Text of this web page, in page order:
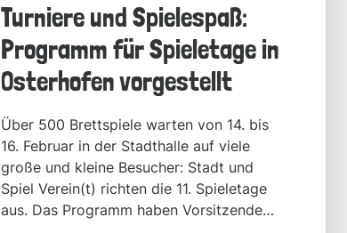
Turniere und Spielespaß:
Programm für Spieletage in
Osterhofen vorgestellt
Über 500 Brettspiele warten von 14. bis
16. Februar in der Stadthalle auf viele
große und kleine Besucher: Stadt und
Spiel Verein(t) richten die 11. Spieletage
aus. Das Programm haben Vorsitzende